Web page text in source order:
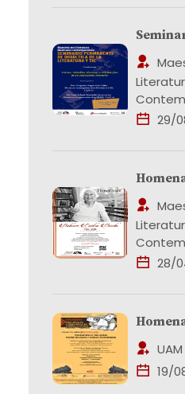
29/
28/
19/